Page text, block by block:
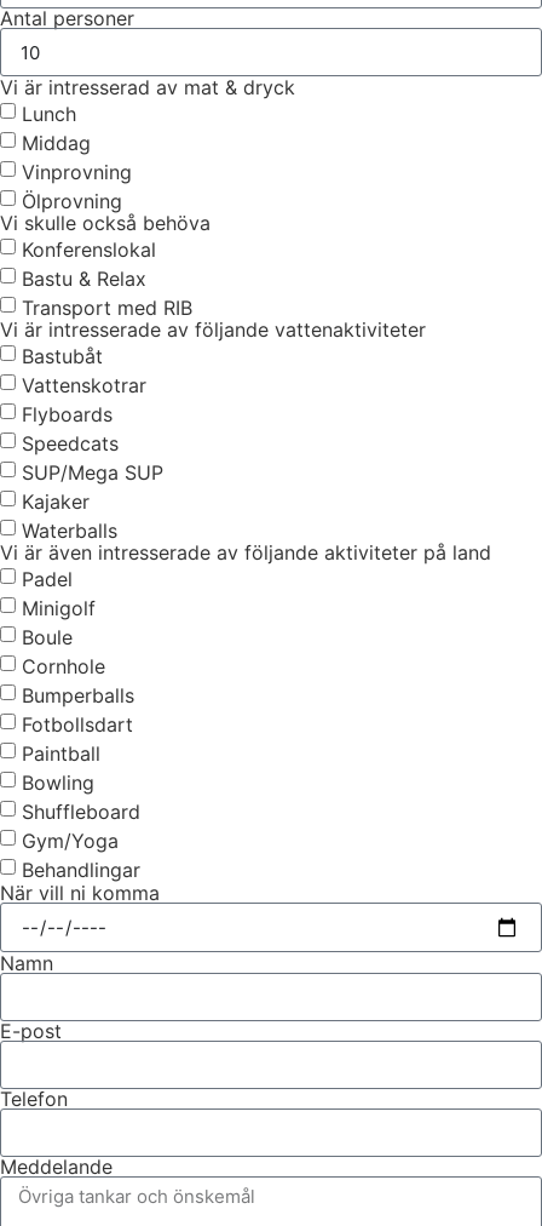
Antal personer
Vi är intresserad av mat & dryck
Lunch
Middag
Vinprovning
Ölprovning
Vi skulle också behöva
Konferenslokal
Bastu & Relax
Transport med RIB
Vi är intresserade av följande vattenaktiviteter
Bastubåt
Vattenskotrar
Flyboards
Speedcats
SUP/Mega SUP
Kajaker
Waterballs
Vi är även intresserade av följande aktiviteter på land
Padel
Minigolf
Boule
Cornhole
Bumperballs
Fotbollsdart
Paintball
Bowling
Shuffleboard
Gym/Yoga
Behandlingar
När vill ni komma
Namn
E-post
Telefon
Meddelande